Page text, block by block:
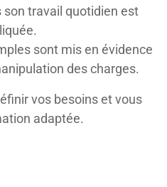
travail quotidien est
sont mis en évidence
des charges.
vos besoins et vous
adaptée.